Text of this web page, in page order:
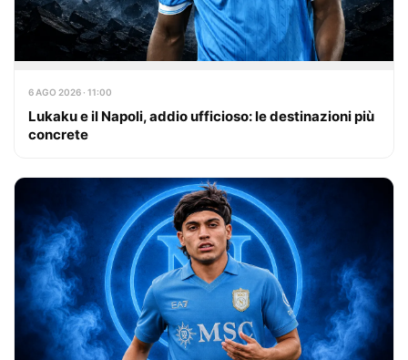
6 AGO 2026 · 11:00
Lukaku e il Napoli, addio ufficioso: le destinazioni più
concrete